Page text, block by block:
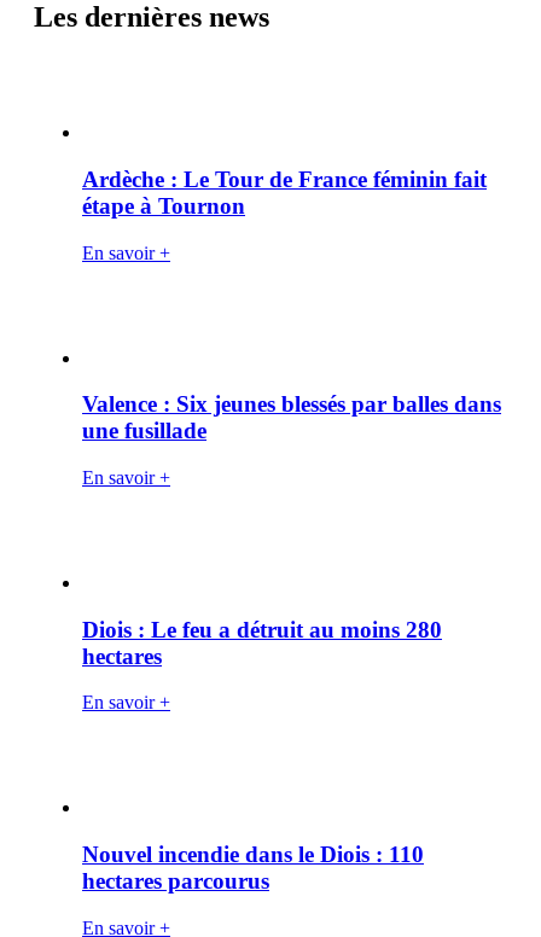
Les dernières news
Ardèche : Le Tour de France féminin fait
étape à Tournon
En savoir +
Valence : Six jeunes blessés par balles dans
une fusillade
En savoir +
Diois : Le feu a détruit au moins 280
hectares
En savoir +
Nouvel incendie dans le Diois : 110
hectares parcourus
En savoir +